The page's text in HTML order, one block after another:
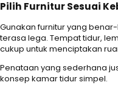
Pilih Furnitur Sesuai
Gunakan furnitur yang
terasa lega. Tempat tidur,
cukup untuk menciptakan
Penataan yang sederhana
konsep kamar tidur simpel.